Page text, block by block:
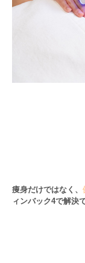
痩身だけではなく、
ィンバック4で解決